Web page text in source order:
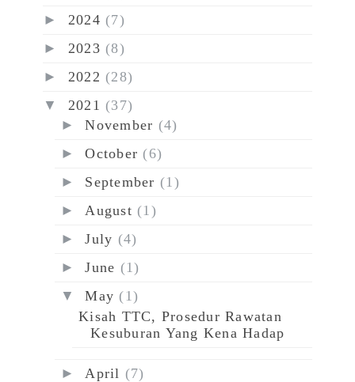
► 2024 (7)
► 2023 (8)
► 2022 (28)
▼ 2021 (37)
►November (4)
►October (6)
► September (1)
►August (1)
►July (4)
►June (1)
▼May (1)
Kisah TTC, Prosedur Rawatan
Kesuburan Yang Kena Hadap
► April (7)